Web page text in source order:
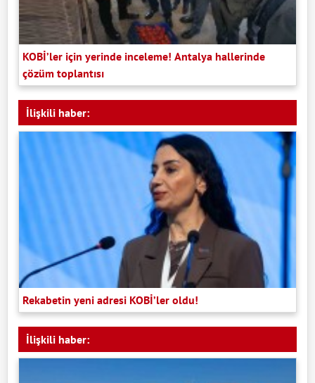
KOBİ’ler için yerinde inceleme! Antalya hallerinde
çözüm toplantısı
İlişkili haber:
Rekabetin yeni adresi KOBİ’ler oldu!
İlişkili haber: